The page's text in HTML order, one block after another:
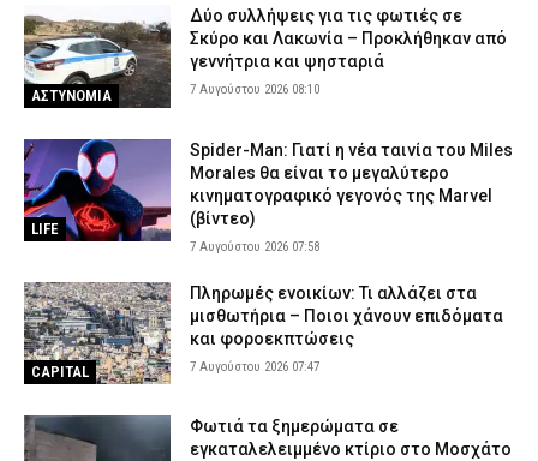
ΕΙΔΗΣΕΙΣ 6 Αυγούστου 2026 19:05
Τροχαίο ατύχημα στον περιφερειακό Σπάτων – Καθυστερήσεις
στο ρεύμα προς Αθήνα
ΕΙΔΗΣΕΙΣ 6 Αυγούστου 2026 18:53
Σκιάθος: «Δεν θυμάμαι και πολλά» – Στο δικαστήριο η 39χρονη
μετά το ξέσπασμα στο Κέντρο Υγείας
ΔΙΚΑΙΟΣΥΝΗ 6 Αυγούστου 2026 18:40
Άνω Λιόσια: Δύο συλληφθέντες για τον θάνατο του 72χρονου –
ΑΣΤΥΝΟΜΙΑ 6 Αυγούστου 2026 18:39
Τραγωδία στην Ελασσόνα: Άνδρας εντοπίστηκε νεκρός στο
χωράφι του
6 Αυγούστου 2026 18:28
ΑΣΤΥΝΟΜΙΑ
Δύο συλλήψεις για τις φωτιές σε
Σκύρο και Λακωνία – Προκλήθηκαν από
γεννήτρια και ψησταριά
7 Αυγούστου 2026 08:10
LIFE
Spider-Man: Γιατί η νέα ταινία του Miles
Morales θα είναι το μεγαλύτερο
κινηματογραφικό γεγονός της Marvel
(βίντεο)
7 Αυγούστου 2026 07:58
CAPITAL
Πληρωμές ενοικίων: Τι αλλάζει στα
μισθωτήρια – Ποιοι χάνουν επιδόματα
και φοροεκπτώσεις
7 Αυγούστου 2026 07:47
Φωτιά τα ξημερώματα σε
εγκαταλελειμμένο κτίριο στο Μοσχάτο